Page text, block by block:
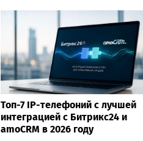
Топ-7 IP-телефоний с лучшей
интеграцией с Битрикс24 и
amoCRM в 2026 году